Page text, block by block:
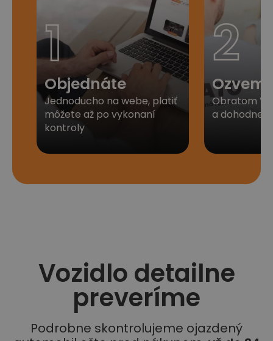
1
Objednáte
Jednoducho na webe, platiť
môžete až po vykonaní
kontroly
2
Obratom
a
Vozidlo detailne
preveríme
Podrobne skontrolujeme ojazdený